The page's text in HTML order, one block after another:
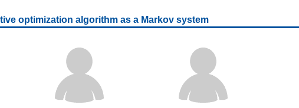
optimization algorithm as a Markov system